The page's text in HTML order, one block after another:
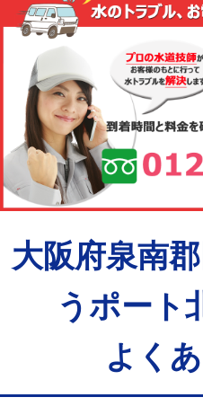
大阪府泉南
うポート
よく